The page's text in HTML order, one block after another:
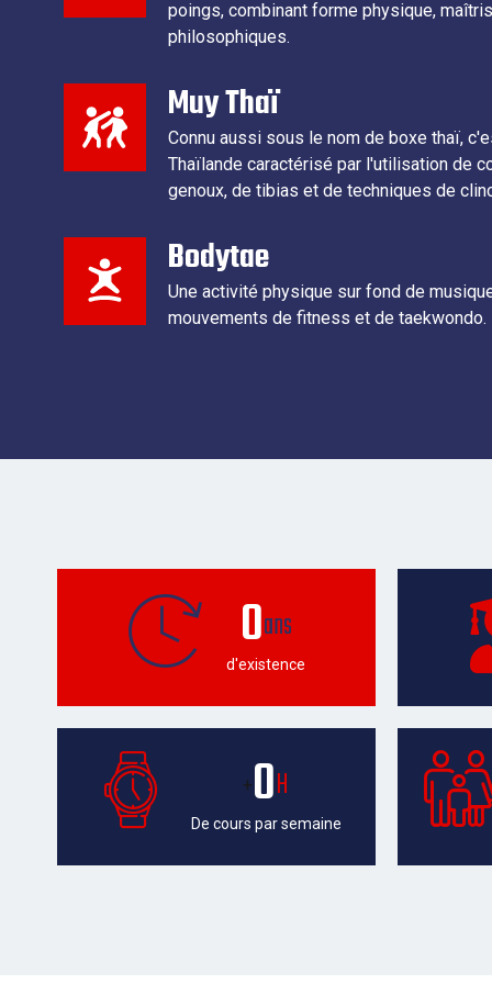
poings, combinant forme physique,
philosophiques.
Muy Thaï
Connu aussi sous le nom de boxe thaï,
Thaïlande caractérisé par l'utilisation de
genoux, de tibias et de techniques de
Bodytae
Une activité physique sur fond de
mouvements de fitness et de taekwondo.
0ans
d'existence
+0H
De cours par semaine